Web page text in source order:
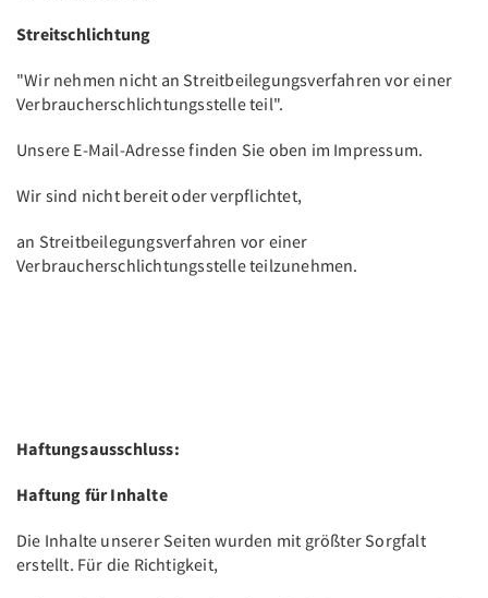
Streitschlichtung
"Wir nehmen nicht an Streitbeilegungsverfahren vor einer
Verbraucherschlichtungsstelle teil".
Unsere E-Mail-Adresse finden Sie oben im Impressum.
Wir sind nicht bereit oder verpflichtet,
an Streitbeilegungsverfahren vor einer
Verbraucherschlichtungsstelle teilzunehmen.
Haftungsausschluss:
Haftung für Inhalte
Die Inhalte unserer Seiten wurden mit größter Sorgfalt
erstellt. Für die Richtigkeit,